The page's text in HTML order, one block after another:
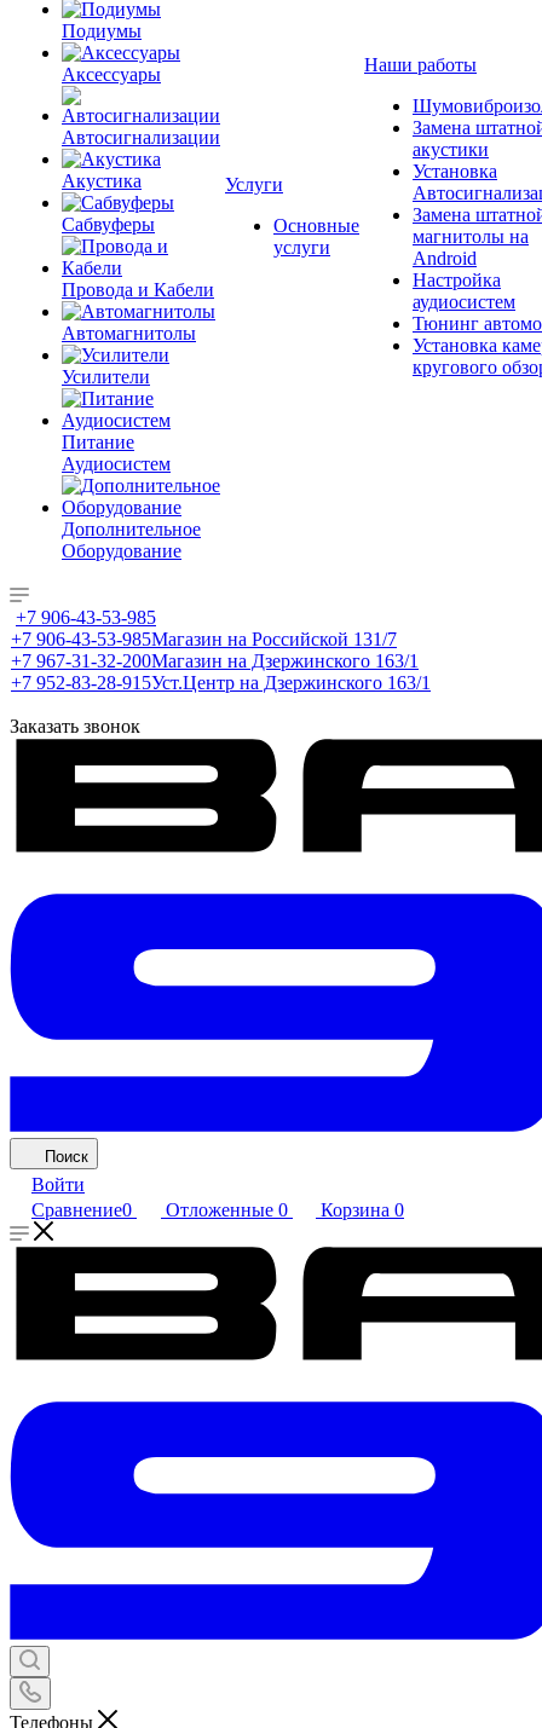
Подиумы
Аксессуары
Автосигнализации
Акустика
Сабвуферы
Провода и Кабели
Автомагнитолы
Усилители
Питание
Аудиосистем
Дополнительное
Оборудование
Услуги
Основные
услуги
Наши работы
Замена
акустики
Установка
Замена
магнитолы на
Android
Настройка
аудиосистем
Тюнинг
Установка
кругового
+7 906-43-53-985
+7 906-43-53-985Магазин на Российской 131/7
+7 967-31-32-200Магазин на Дзержинского 163/1
+7 952-83-28-915Уст.Центр на Дзержинского 163/1
Заказать звонок
Поиск
Войти
Сравнение0 Отложенные 0 Корзина 0
Телефоны